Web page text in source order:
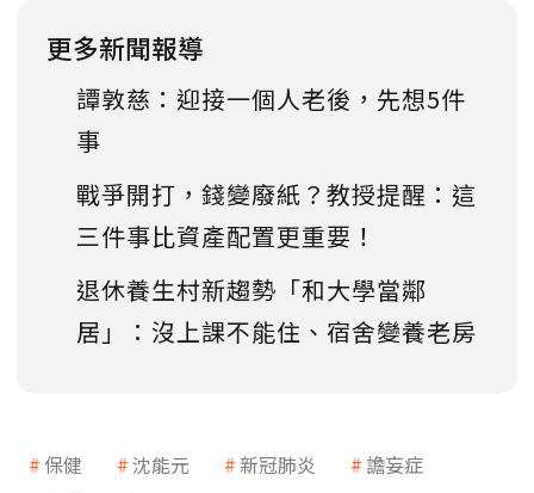
更多新聞報導
譚敦慈：迎接一個人老後，先想5件
事
戰爭開打，錢變廢紙？教授提醒：這
三件事比資產配置更重要！
退休養生村新趨勢「和大學當鄰
居」：沒上課不能住、宿舍變養老房
保健 沈能元 新冠肺炎
譫妄症